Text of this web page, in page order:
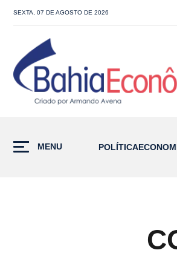
SEXTA, 07 DE AGOSTO DE 2026
MENU POLÍTICA